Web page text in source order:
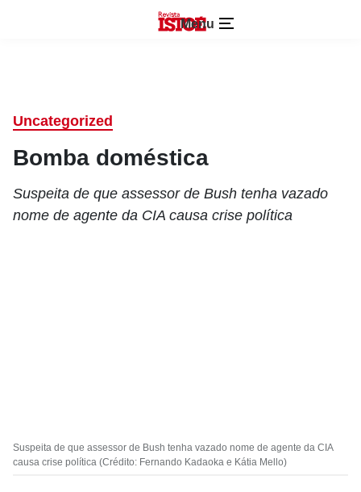
Menu
Uncategorized
Bomba doméstica
Suspeita de que assessor de Bush tenha vazado
nome de agente da CIA causa crise política
Suspeita de que assessor de Bush tenha vazado nome de agente da CIA
causa crise política (Crédito: Fernando Kadaoka e Kátia Mello)